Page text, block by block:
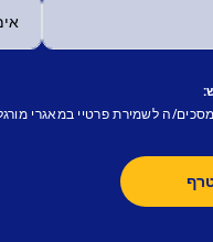
ה לשמירת פרטיי במאגרי